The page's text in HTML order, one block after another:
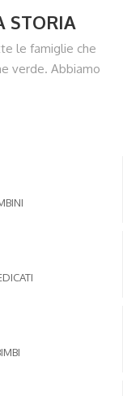
STORIA
le famiglie che
verde. Abbiamo